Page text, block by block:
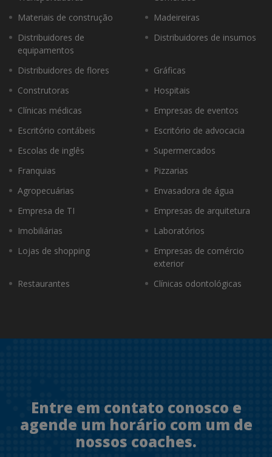
Materiais de construção
Madeireiras
Distribuidores de
equipamentos
Distribuidores de insumos
Distribuidores de flores
Gráficas
Construtoras
Hospitais
Clínicas médicas
Empresas de eventos
Escritório contábeis
Escritório de advocacia
Escolas de inglês
Supermercados
Franquias
Pizzarias
Agropecuárias
Envasadora de água
Empresa de TI
Empresas de arquitetura
Imobiliárias
Laboratórios
Lojas de shopping
Empresas de comércio
exterior
Restaurantes
Clínicas odontológicas
Entre em contato conosco e
agende um horário com um de
nossos coaches.